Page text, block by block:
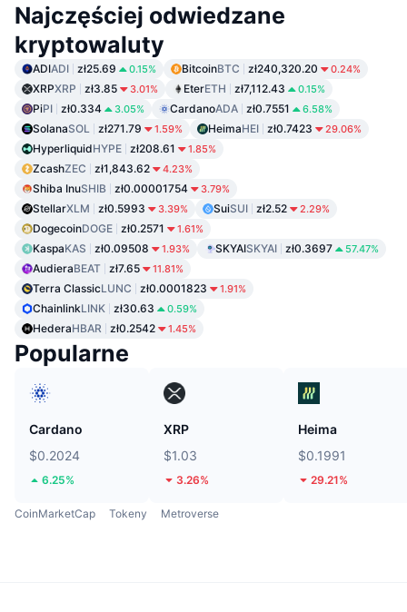
Najczęściej odwiedzane
kryptowaluty
ADIADI zł25.69 0.15% BitcoinBTC zł240,320.20 0.24%
XRPXRP zł3.85 3.01% EterETH zł7,112.43 0.15%
PiPI zł0.334 3.05% CardanoADA zł0.7551 6.58%
SolanaSOL zł271.79 1.59% HeimaHEI zł0.7423 29.06%
HyperliquidHYPE zł208.61 1.85%
ZcashZEC zł1,843.62 4.23%
Shiba InuSHIB zł0.00001754 3.79%
StellarXLM zł0.5993 3.39% SuiSUI zł2.52 2.29%
DogecoinDOGE zł0.2571 1.61%
KaspaKAS zł0.09508 1.93% SKYAISKYAI zł0.3697 57.47%
AudieraBEAT zł7.65 11.81%
Terra ClassicLUNC zł0.0001823 1.91%
ChainlinkLINK zł30.63 0.59%
HederaHBAR zł0.2542 1.45%
Popularne
Cardano
$0.2024
6.25%
XRP
$1.03
3.26%
Heima
$0.1991
29.21%
CoinMarketCap Tokeny Metroverse